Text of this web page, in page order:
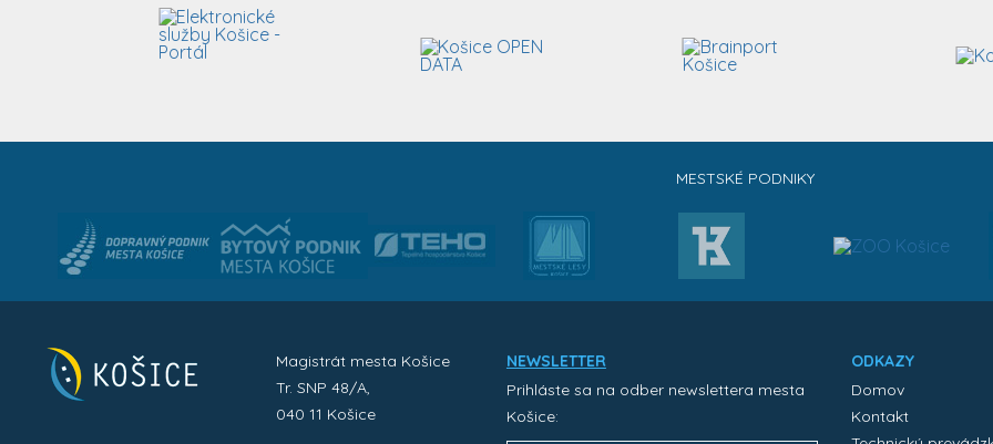
MESTSKÉ PODNIKY
Magistrát mesta Košice
Tr. SNP 48/A,
040 11 Košice
NEWSLETTER
Prihláste sa na odber newslettera mesta
Košice:
ODKAZY
Domov
Kontakt